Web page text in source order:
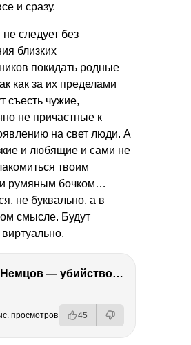
и сразу.
не следует без
близких
покидать родные
как за их пределами
съесть чужие,
не причастные к
на свет люди. А
и любящие и сами не
твоим
румяным бочком…
не буквально, а в
смысле. Будут
Антон Немцов — убийство Бориса Немцова, переезд в Дубай, семья и политика
просмотров 45